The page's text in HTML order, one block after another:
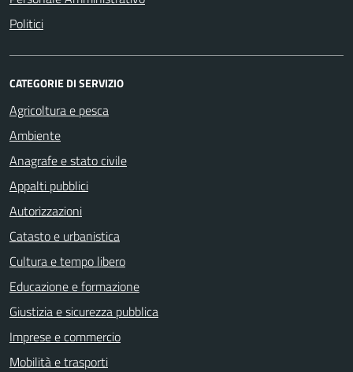
Politici
CATEGORIE DI SERVIZIO
Agricoltura e pesca
Ambiente
Anagrafe e stato civile
Appalti pubblici
Autorizzazioni
Catasto e urbanistica
Cultura e tempo libero
Educazione e formazione
Giustizia e sicurezza pubblica
Imprese e commercio
Mobilità e trasporti